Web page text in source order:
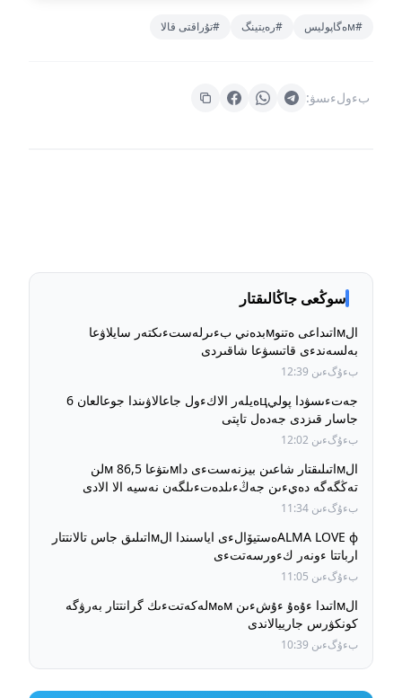
#мەگاپوليس #رەيتينگ #تۇراقتى قالا
بءولءىسۋ:
سوڭعى جاڭالىقتار
الмاتىداعى ەتنوмبدەني بءىرلەستءىكتەر سايلاۋعا
بەلسەندءى قاتىسۋعا شاقىردى
بءۇگءىن 12:39
جەتءىسۋدا پوليцەيلەر الاكءول جاعالاۋىندا جوعالعان 6
جاسار قىزدى جەدەل تاپتى
بءۇگءىن 12:02
الмاتىلىقتار شاعىن بيزنەستءى داмىتۋعا 86,5 мلن
تەڭگەگە دەيءىن جەڭءىلدەتءىلگەن نەسيە الا الادى
بءۇگءىن 11:34
ALMA LOVE фەستيۆالءى اياسىندا الмاتىلىق جاس تالانتتار
ارباتتا ءونەر كءورسەتتءى
بءۇگءىن 11:05
الмاتىدا ءۇەۇ ءۇشءىن мەмلەكەتتءىك گرانتتار بەرۋگە
كونكۋرس جارييالاندى
بءۇگءىن 10:39